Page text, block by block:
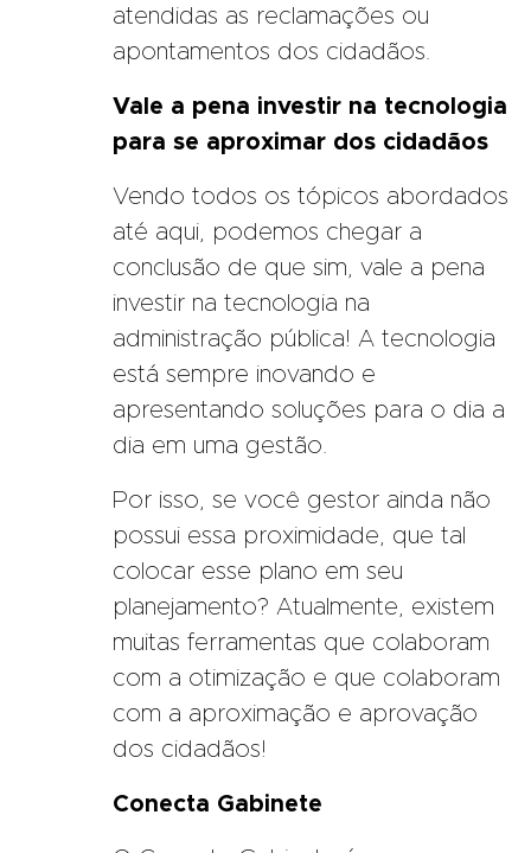
atendidas as reclamações ou
apontamentos dos cidadãos.
Vale a pena investir na tecnologia
para se aproximar dos cidadãos
Vendo todos os tópicos abordados
até aqui, podemos chegar a
conclusão de que sim, vale a pena
investir na tecnologia na
administração pública! A tecnologia
está sempre inovando e
apresentando soluções para o dia a
dia em uma gestão.
Por isso, se você gestor ainda não
possui essa proximidade, que tal
colocar esse plano em seu
planejamento? Atualmente, existem
muitas ferramentas que colaboram
com a otimização e que colaboram
com a aproximação e aprovação
dos cidadãos!
Conecta Gabinete